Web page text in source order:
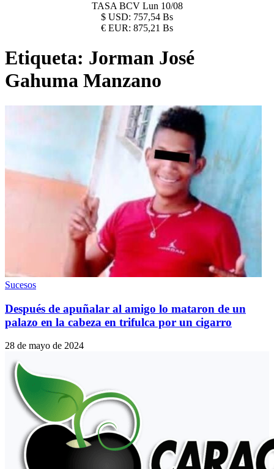
TASA BCV Lun 10/08
$ USD: 757,54 Bs
€ EUR: 875,21 Bs
Etiqueta: Jorman José
Gahuma Manzano
Sucesos
Después de apuñalar al amigo lo mataron de un
palazo en la cabeza en trifulca por un cigarro
28 de mayo de 2024